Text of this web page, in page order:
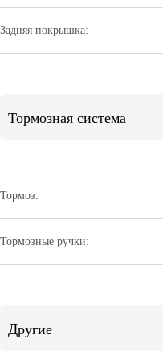
Задняя покрышка:
Тормозная система
Тормоз:
Тормозные ручки:
Другие